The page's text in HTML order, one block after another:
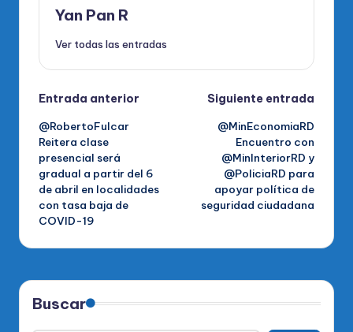
Yan Pan R
Ver todas las entradas
Navegación
de
entradas
Entrada anterior
@RobertoFulcar
Reitera clase
presencial será
gradual a partir del 6
de abril en localidades
con tasa baja de
COVID-19
Siguiente entrada
@MinEconomiaRD
Encuentro con
@MinInteriorRD y
@PoliciaRD para
apoyar política de
seguridad ciudadana
Buscar